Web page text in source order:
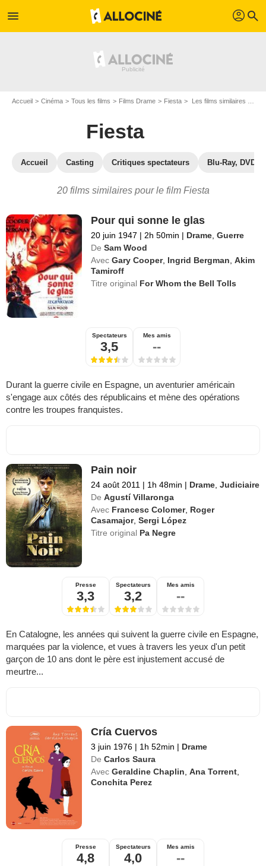
menu profil search
Accueil Cinéma Tous les films Films Drame Fiesta Les films similaires à "Fiesta"
Fiesta
Accueil Casting Critiques spectateurs Blu-Ray, DVD
20 films similaires pour le film Fiesta
Pour qui sonne le glas
20 juin 1947 | 2h 50min | Drame ,Guerre
De Sam Wood
Avec Gary Cooper, Ingrid Bergman ,Akim
Tamiroff
Titre original For Whom the Bell Tolls
Spectateurs
3,5
Mes amis
--
Durant la guerre civile en Espagne, un aventurier américain
s'engage aux côtés des républicains et mène des opérations
contre les troupes franquistes.
Pain noir
24 août 2011 | 1h 48min | Drame ,Judiciaire
De Agustí Villaronga
Avec Francesc Colomer, Roger
Casamajor,Sergi López
Titre original Pa Negre
Presse
3,3
Spectateurs
3,2
Mes amis
--
En Catalogne, les années qui suivent la guerre civile en Espagne,
marquées par la violence, et vues à travers les yeux d'un petit
garçon de 10 ans dont le père est injustement accusé de
meurtre...
Cría Cuervos
3 juin 1976 | 1h 52min | Drame
De Carlos Saura
Avec Geraldine Chaplin ,Ana Torrent
Conchita Perez
Presse
4,8
Spectateurs
4,0
Mes amis
--